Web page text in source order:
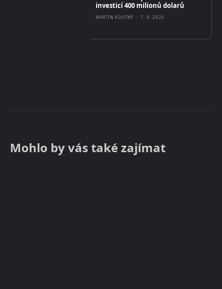
investicí 400 milionů dolarů
MARTIN KOUTNÝ - 7. 8. 2026
Mohlo by vás také zajímat